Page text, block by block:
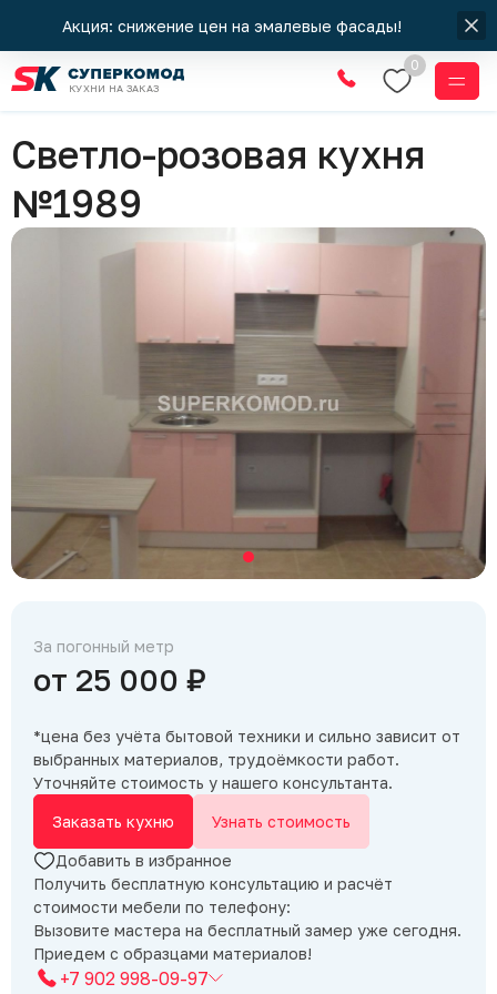
Акция: снижение цен на эмалевые фасады!
КУХНИ НА ЗАКАЗ
0
Кухни
Светло-розовая кухня
№1989
За погонный метр
от 25 000 ₽
*цена без учёта бытовой техники и сильно зависит от
выбранных материалов, трудоёмкости работ.
Уточняйте стоимость у нашего консультанта.
Заказать кухню Узнать стоимость
Добавить в избранное
Получить бесплатную консультацию и расчёт
стоимости мебели по телефону:
Вызовите мастера на бесплатный замер уже сегодня.
Приедем с образцами материалов!
+7 902 998-09-97